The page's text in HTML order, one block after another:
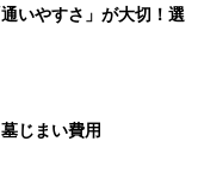
んに最新情報ととも
した。 今回は「不妊
表現されることもあ
ではありません。治
つまで」「どこま
値観をすり合わせる
いやすさ」が大切！選
じまい費用